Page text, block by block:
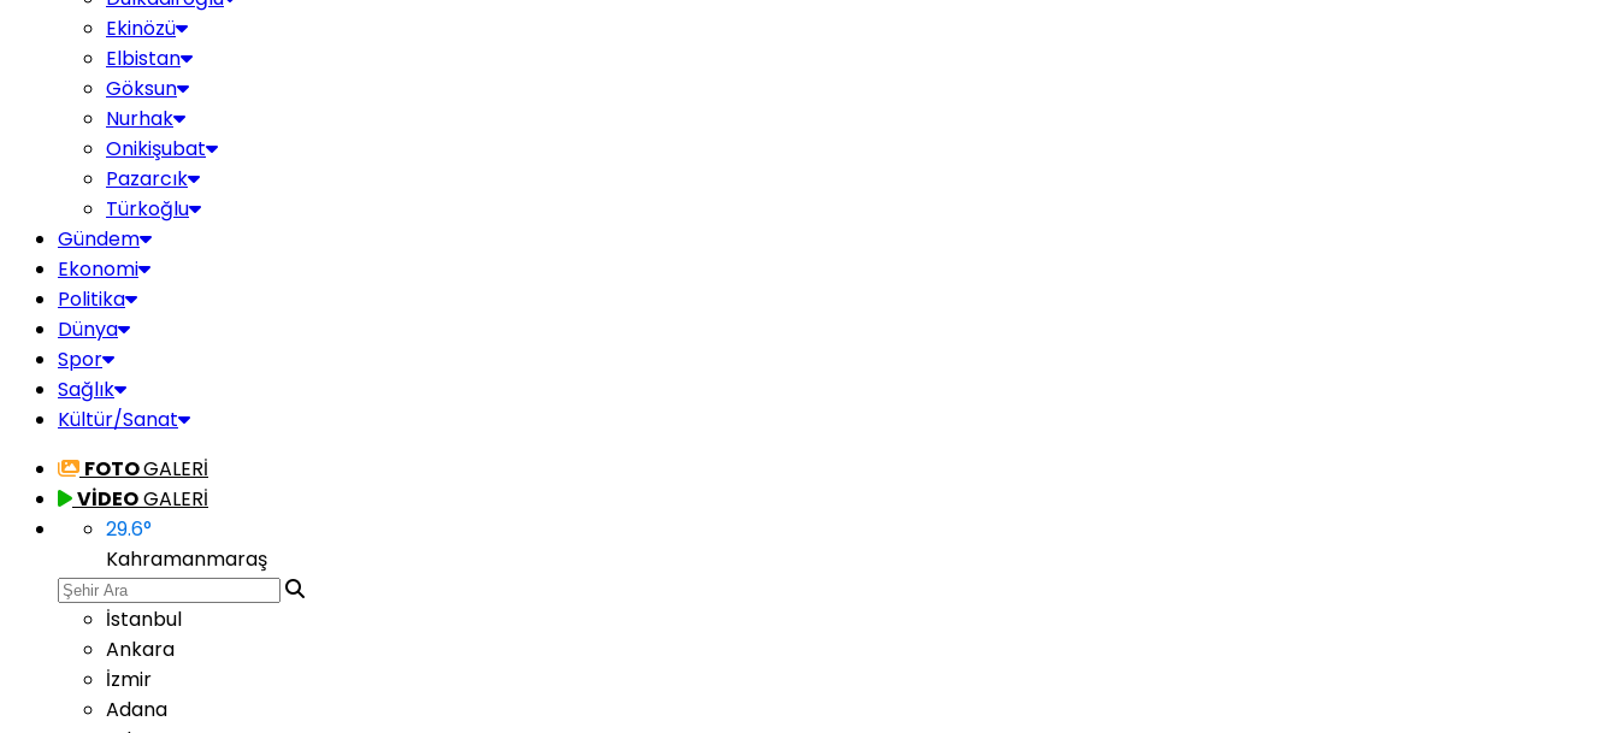
Ekinözü
Elbistan
Göksun
Nurhak
Onikişubat
Pazarcık
Türkoğlu
Gündem
Ekonomi
Politika
Dünya
Spor
Sağlık
Kültür/Sanat
FOTOGALERİ
VİDEOGALERİ
29.6°
Kahramanmaraş
İstanbul
Ankara
İzmir
Adana